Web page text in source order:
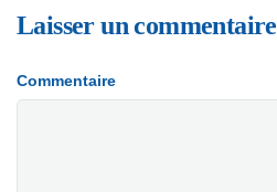
Laisser un commentaire
Commentaire